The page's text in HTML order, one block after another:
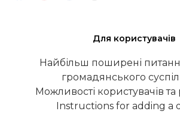
Для користувачів
Найбільш поширені
громадянського
Можливості користувачів та
Instructions for adding a